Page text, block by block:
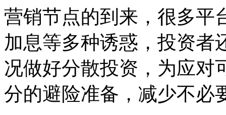
营销节点的到来，很多平
加息等多种诱惑，投资者
况做好分散投资，为应对
分的避险准备，减少不必